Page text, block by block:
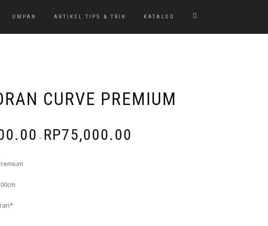
UMPAN ARTIKEL TIPS & TRIK KATALOG
CURVE PREMIUM
– RP75,000.00